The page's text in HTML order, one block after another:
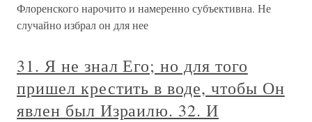
Флоренского нарочито и намеренно субъективна. Не
случайно избрал он для нее
31. Я не знал Его; но для того
пришел крестить в воде, чтобы Он
явлен был Израилю. 32. И